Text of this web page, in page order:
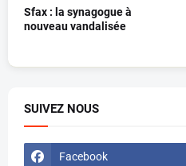
Sfax : la synagogue à
nouveau vandalisée
SUIVEZ NOUS
Facebook